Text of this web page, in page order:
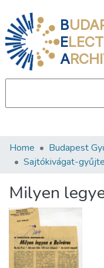
B
E
A
Communities &
Statistics
About us
Home Budapest
Sajtókivágat-
Milyen